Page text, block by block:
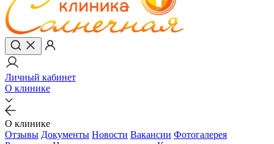
Личный кабинет
О клинике
О клинике
Отзывы Документы Новости Вакансии Фотогалерея